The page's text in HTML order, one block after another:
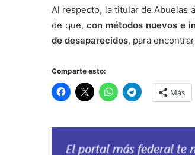
Al respecto, la titular de Abuelas
de que, con métodos nuevos e
de desaparecidos, para
Comparte esto:
Más